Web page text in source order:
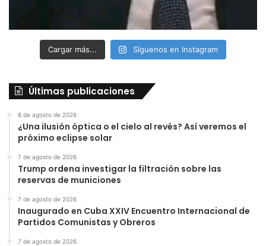
Cargar más... Síguenos en Instagram
Últimas publicaciones
8 de agosto de 2026
¿Una ilusión óptica o el cielo al revés? Así veremos el
próximo eclipse solar
7 de agosto de 2026
Trump ordena investigar la filtración sobre las
reservas de municiones
7 de agosto de 2026
Inaugurado en Cuba XXIV Encuentro Internacional de
Partidos Comunistas y Obreros
7 de agosto de 2026